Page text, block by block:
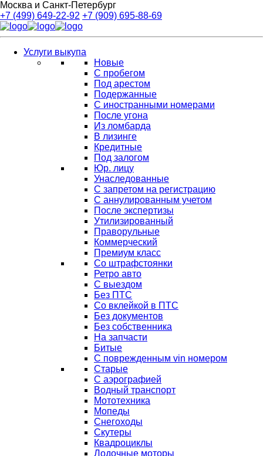
Москва и Санкт-Петербург
+7 (499) 649-22-92 +7 (909) 695-88-69
Услуги выкупа
Новые
С пробегом
Под арестом
Подержанные
С иностранными номерами
После угона
Из ломбарда
В лизинге
Кредитные
Под залогом
Юр. лицу
Унаследованные
С запретом на регистрацию
С аннулированным учетом
После экспертизы
Утилизированный
Праворульные
Коммерческий
Премиум класс
Со штрафстоянки
Ретро авто
С выездом
Без ПТС
Со вклейкой в ПТС
Без документов
Без собственника
На запчасти
Битые
С поврежденным vin номером
Старые
С аэрографией
Водный транспорт
Мототехника
Мопеды
Снегоходы
Скутеры
Квадроциклы
Лодочные моторы